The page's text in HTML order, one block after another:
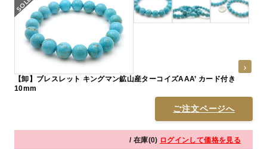
【卸】ブレスレット キングマン鉱山産ターコイズAAA’ カード付き
10mm
ご注文ページへ
/ 在庫(0) ログインして価格を見る